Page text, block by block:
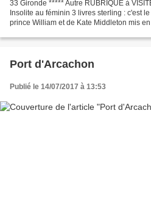
33 Gironde ***** Autre RUBRIQUE à
Insolite au féminin 3 livres sterling : c'est
prince William et de Kate Middleton mis
Port d'Arcachon
Publié le 14/07/2017 à 13:53